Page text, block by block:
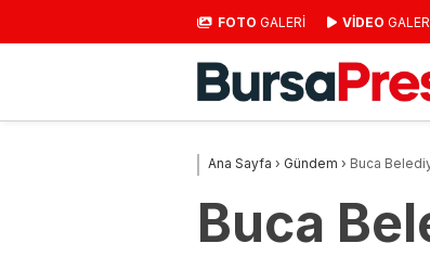
FOTO GALERİ VİDEO
Ana Sayfa › Gündem › Buca
Buca